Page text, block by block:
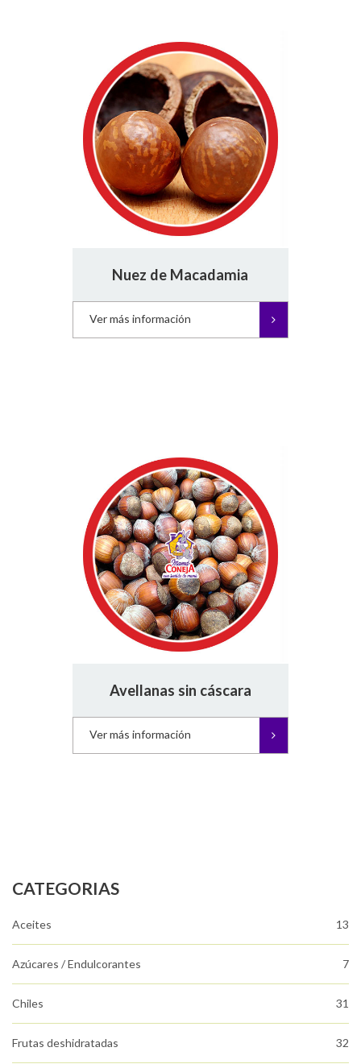
Nuez de Macadamia
Ver más información
Avellanas sin cáscara
Ver más información
CATEGORIAS
Aceites 13
Azúcares / Endulcorantes 7
Chiles 31
Frutas deshidratadas 32